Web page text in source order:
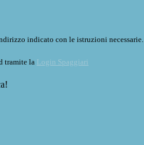
indicato con le istruzioni necessarie.
tramite la Login Spaggiari